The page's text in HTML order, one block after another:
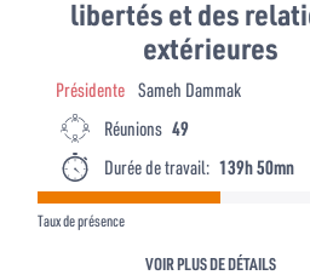
libertés et des
extérieures
Présidente Sameh Dammak
Réunions 49
Durée de travail: 139h 50mn
Taux de présence
VOIR PLUS DE DÉTAILS